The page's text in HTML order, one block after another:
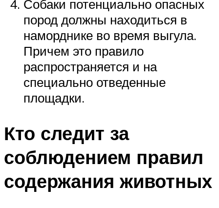
Собаки потенциально опасных
пород должны находиться в
наморднике во время выгула.
Причем это правило
распространяется и на
специально отведенные
площадки.
Кто следит за
соблюдением правил
содержания животных